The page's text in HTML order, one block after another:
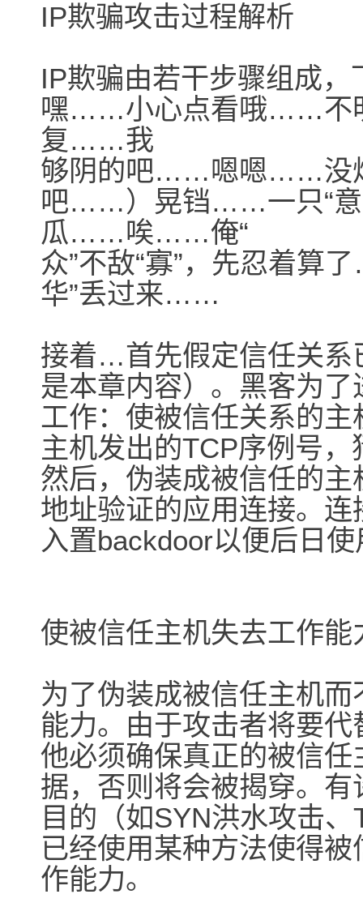
IP欺骗攻击过程解析
IP欺骗由若干步骤组成
嘿……小心点看哦……不
复……我
够阴的吧……嗯嗯……没
吧……）晃铛……一只“意
瓜……唉……俺“
众”不敌“寡”，先忍着
华”丢过来……
接着…首先假定信任关系
是本章内容）。黑客为
工作：使被信任关系的
主机发出的TCP序例号
然后，伪装成被信任的
地址验证的应用连接。
入置backdoor以便后日
使被信任主机失去工作能
为了伪装成被信任主机
能力。由于攻击者将要
他必须确保真正的被信
据，否则将会被揭穿。
目的（如SYN洪水攻击
已经使用某种方法使得
作能力。